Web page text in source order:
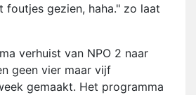
foutjes gezien, haha." zo laat
verhuist van NPO 2 naar
geen vier maar vijf
gemaakt. Het programma